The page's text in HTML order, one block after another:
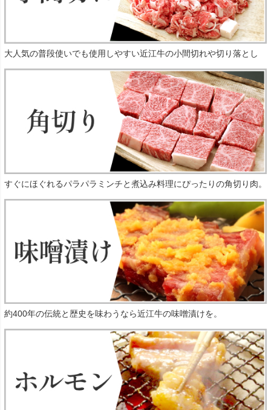
大人気の普段使いでも使用しやすい近江牛の小間切れや切り落とし
すぐにほぐれるパラパラミンチと煮込み料理にぴったりの角切り肉。
約400年の伝統と歴史を味わうなら近江牛の味噌漬けを。